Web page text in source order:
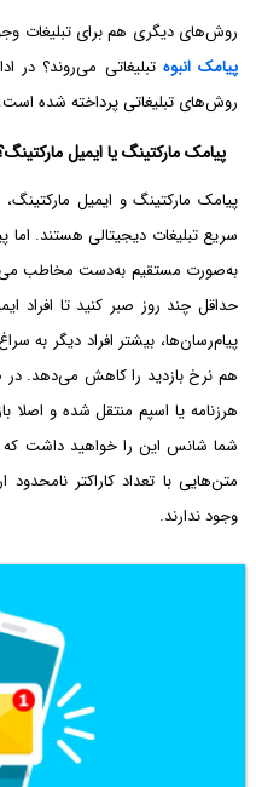
روش‌های دیگری هم برای تبلیغات
پیامک انبوه تبلیغاتی می‌روند؟ در
روش‌های تبلیغاتی پرداخته شده است.
پیامک مارکتینگ یا ایمیل
پیامک مارکتینگ و ایمیل
سریع تبلیغات دیجیتالی هستند. اما
به‌صورت مستقیم به‌دست مخاطب
حداقل چند روز صبر کنید تا افراد
پیام‌رسان‌ها، بیشتر افراد دیگر به
هم نرخ بازدید را کاهش می‌دهد.
هرزنامه یا اسپم منتقل شده و اصلا
شما شانس این را خواهید داشت که
متن‌هایی با تعداد کاراکتر
وجود ندارند.